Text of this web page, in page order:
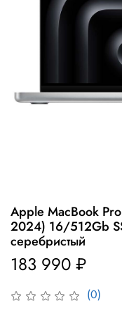
(0)
Apple MacBook
2024) 16/512Gb
серебристый
183 990 ₽